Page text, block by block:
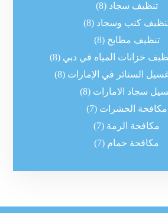
تنظيف سجاد (8)
كنب وسجاد (8)
تنظيف مطابخ (8)
خزانات المياه في دبي (8)
الستائر في الإمارات (8)
سجاد الامارات (8)
مكافحة الحشرات (7)
مكافحة الرمة (7)
مكافحة حمام (7)